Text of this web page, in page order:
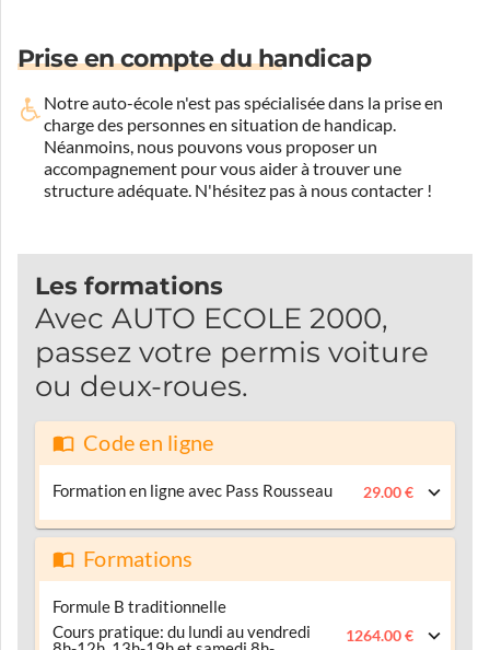
Prise en compte du handicap
Notre auto-école n'est pas spécialisée dans la prise en
charge des personnes en situation de handicap.
Néanmoins, nous pouvons vous proposer un
accompagnement pour vous aider à trouver une
structure adéquate. N'hésitez pas à nous contacter !
Les formations
Avec AUTO ECOLE 2000,
passez votre permis voiture
ou deux-roues.
Code en ligne
Formation en ligne avec Pass Rousseau 29.00 €
Formations
Formule B traditionnelle
Cours pratique: du lundi au vendredi
1264.00 €